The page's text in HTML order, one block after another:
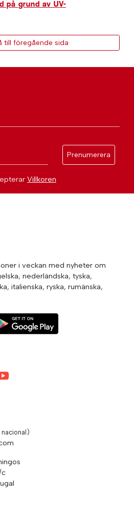
på grund av UV-
till föregående sida
Prenumerera
Villkoren
i veckan med nyheter om
nederländska, tyska,
italienska, ryska, rumänska,
nacional)
c